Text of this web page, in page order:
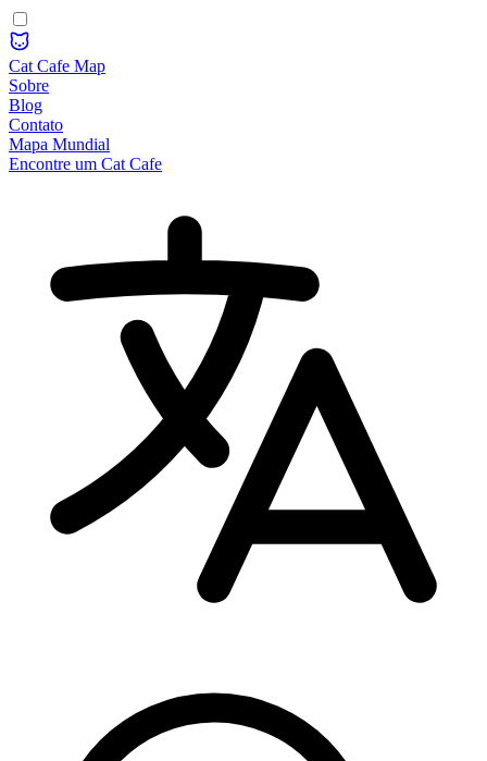
Cat Cafe Map
Sobre
Blog
Contato
Mapa Mundial
Encontre um Cat Cafe